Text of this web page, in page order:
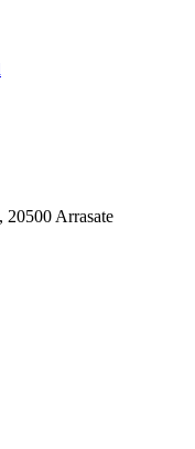
Arrasate